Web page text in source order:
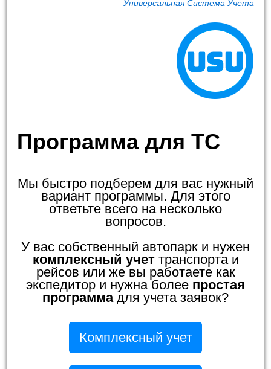
Универсальная Система Учета
Программа для ТС
Мы быстро подберем для вас нужный
вариант программы. Для этого
ответьте всего на несколько
вопросов.
У вас собственный автопарк и нужен
комплексный учеттранспорта и
рейсов или же вы работаете как
экспедитор и нужна более простая
программадля учета заявок?
Комплексный учет